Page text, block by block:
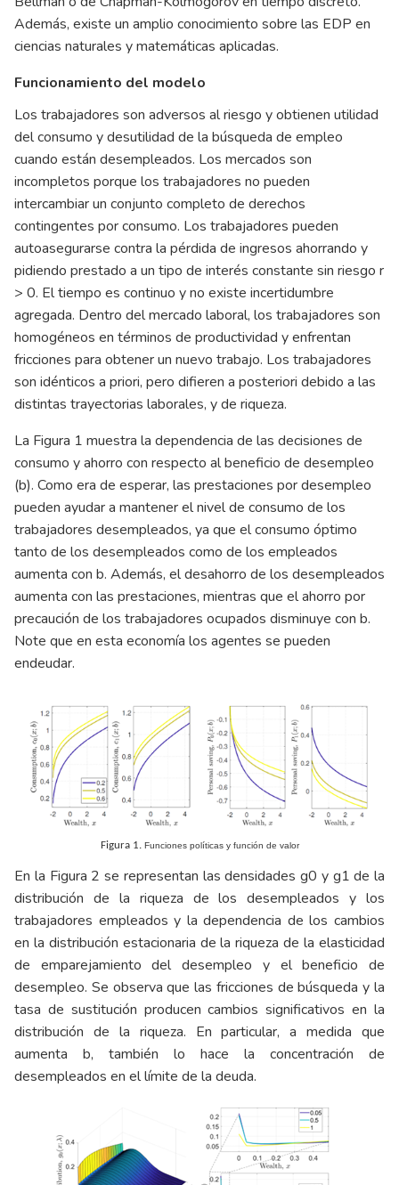
Además, existe un amplio conocimiento sobre las EDP en
ciencias naturales y matemáticas aplicadas.
Funcionamiento del modelo
Los trabajadores son adversos al riesgo y obtienen utilidad
del consumo y desutilidad de la búsqueda de empleo
cuando están desempleados. Los mercados son
incompletos porque los trabajadores no pueden
intercambiar un conjunto completo de derechos
contingentes por consumo. Los trabajadores pueden
autoasegurarse contra la pérdida de ingresos ahorrando y
pidiendo prestado a un tipo de interés constante sin riesgo r
> 0. El tiempo es continuo y no existe incertidumbre
agregada. Dentro del mercado laboral, los trabajadores son
homogéneos en términos de productividad y enfrentan
fricciones para obtener un nuevo trabajo. Los trabajadores
son idénticos a priori, pero difieren a posteriori debido a las
distintas trayectorias laborales, y de riqueza.
La Figura 1 muestra la dependencia de las decisiones de
consumo y ahorro con respecto al beneficio de desempleo
(b). Como era de esperar, las prestaciones por desempleo
pueden ayudar a mantener el nivel de consumo de los
trabajadores desempleados, ya que el consumo óptimo
tanto de los desempleados como de los empleados
aumenta con b. Además, el desahorro de los desempleados
aumenta con las prestaciones, mientras que el ahorro por
precaución de los trabajadores ocupados disminuye con b.
Note que en esta economía los agentes se pueden
endeudar.
Figura 1. Funciones políticas y función de valor
En la Figura 2 se representan las densidades g0 y g1 de la
distribución de la riqueza de los desempleados y los
trabajadores empleados y la dependencia de los cambios
en la distribución estacionaria de la riqueza de la elasticidad
de emparejamiento del desempleo y el beneficio de
desempleo. Se observa que las fricciones de búsqueda y la
tasa de sustitución producen cambios significativos en la
distribución de la riqueza. En particular, a medida que
aumenta b, también lo hace la concentración de
desempleados en el límite de la deuda.